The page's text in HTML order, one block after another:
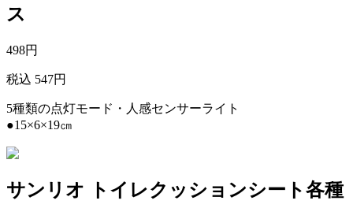
ス
498円
税込 547円
5種類の点灯モード・人感センサーライト
●15×6×19㎝
サンリオ トイレクッションシート各種